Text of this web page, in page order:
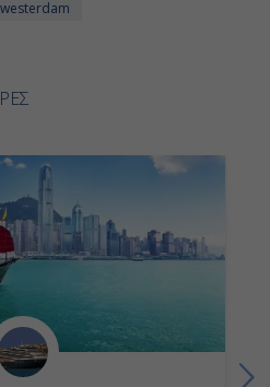
Πρινσέσα, Φιλιππίνες
18:00
westerdam